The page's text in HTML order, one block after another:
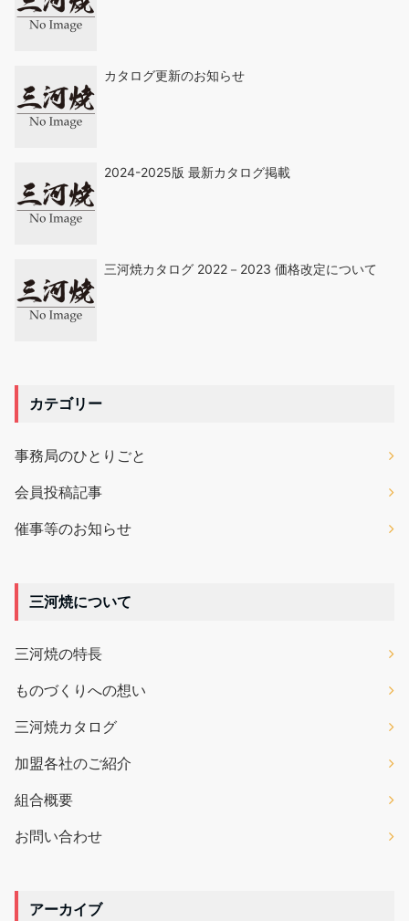
カタログ更新のお知らせ
2024-2025版 最新カタログ掲載
三河焼カタログ 2022－2023 価格改定について
カテゴリー
事務局のひとりごと
会員投稿記事
催事等のお知らせ
三河焼について
三河焼の特長
ものづくりへの想い
三河焼カタログ
加盟各社のご紹介
組合概要
お問い合わせ
アーカイブ